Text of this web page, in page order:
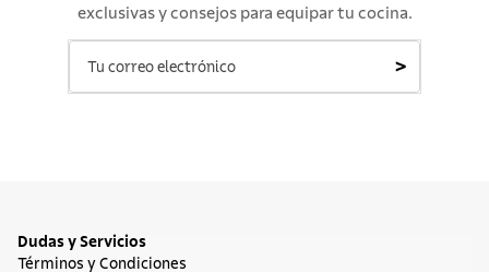
exclusivas y consejos para equipar tu cocina.
>
Dudas y Servicios
Términos y Condiciones